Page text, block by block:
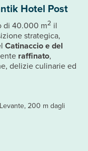
200 m dagli
Hotel Post
di 40.000 m2 il
strategica,
Catinaccio e del
raffinato,
delizie culinarie ed